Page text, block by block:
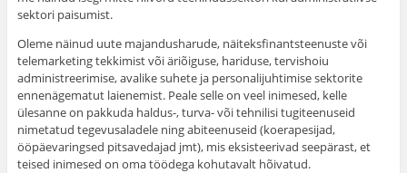
sektori paisumist.
Oleme näinud uute majandusharude, näiteksfinantsteenuste või
telemarketing tekkimist või äriõiguse, hariduse, tervishoiu
administreerimise, avalike suhete ja personalijuhtimise sektorite
ennenägematut laienemist. Peale selle on veel inimesed, kelle
ülesanne on pakkuda haldus-, turva- või tehnilisi tugiteenuseid
nimetatud tegevusaladele ning abiteenuseid (koerapesijad,
ööpäevaringsed pitsavedajad jmt), mis eksisteerivad seepärast, et
teised inimesed on oma töödega kohutavalt hõivatud.